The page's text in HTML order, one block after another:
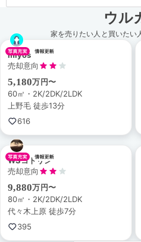
ウル
家を売りたい人と買いたい
miyos
売却意向
5,180万円〜
60㎡・2K/2DK/2LDK
上野毛 徒歩13分
616
WSコトリン
売却意向
9,880万円〜
80㎡・2K/2DK/2LDK
代々木上原 徒歩7分
395